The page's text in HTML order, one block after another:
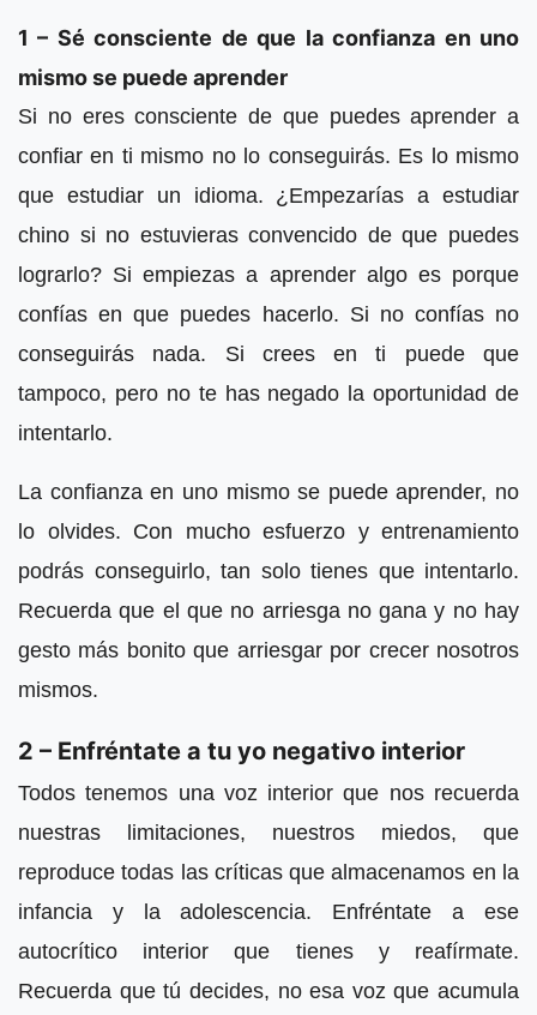
1 – Sé consciente de que la confianza en uno
mismo se puede aprender
Si no eres consciente de que puedes aprender a
confiar en ti mismo no lo conseguirás. Es lo mismo
que estudiar un idioma. ¿Empezarías a estudiar
chino si no estuvieras convencido de que puedes
lograrlo? Si empiezas a aprender algo es porque
confías en que puedes hacerlo. Si no confías no
conseguirás nada. Si crees en ti puede que
tampoco, pero no te has negado la oportunidad de
intentarlo.
La confianza en uno mismo se puede aprender, no
lo olvides. Con mucho esfuerzo y entrenamiento
podrás conseguirlo, tan solo tienes que intentarlo.
Recuerda que el que no arriesga no gana y no hay
gesto más bonito que arriesgar por crecer nosotros
mismos.
2 – Enfréntate a tu yo negativo interior
Todos tenemos una voz interior que nos recuerda
nuestras limitaciones, nuestros miedos, que
reproduce todas las críticas que almacenamos en la
infancia y la adolescencia. Enfréntate a ese
autocrítico interior que tienes y reafírmate.
Recuerda que tú decides, no esa voz que acumula